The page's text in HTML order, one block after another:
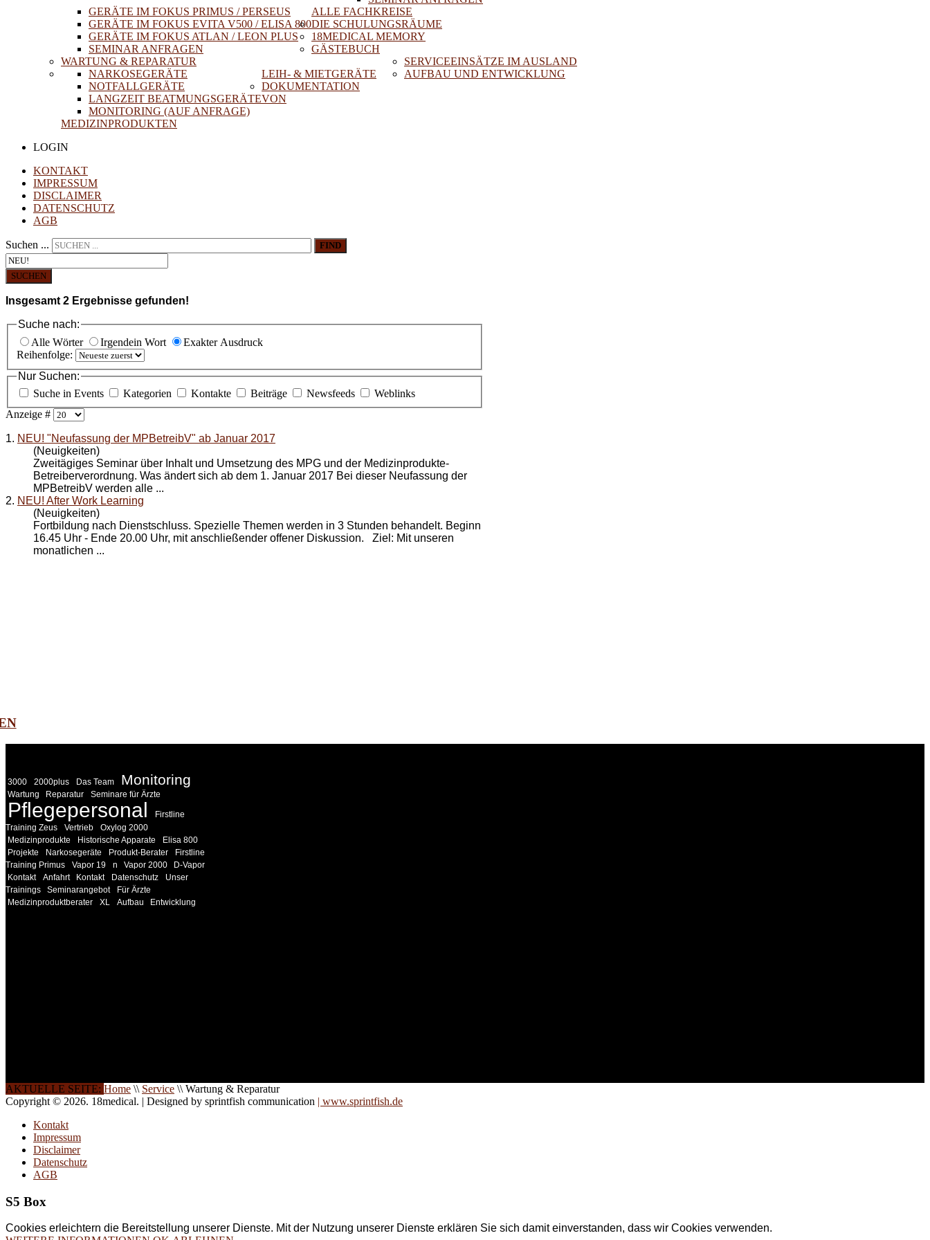
ALLE FACHKREISE
GERÄTE IM FOKUS PRIMUS / PERSEUS
GERÄTE IM FOKUS EVITA V500 / ELISA 800
GERÄTE IM FOKUS ATLAN / LEON PLUS
SEMINAR ANFRAGEN
DIE SCHULUNGSRÄUME
18MEDICAL MEMORY
GÄSTEBUCH
WARTUNG & REPARATUR
LEIH- & MIETGERÄTE
NARKOSEGERÄTE
NOTFALLGERÄTE
LANGZEIT BEATMUNGSGERÄTE
MONITORING (AUF ANFRAGE)
DOKUMENTATION
VON
MEDIZINPRODUKTEN
SERVICEEINSÄTZE IM AUSLAND
AUFBAU UND ENTWICKLUNG
LOGIN
KONTAKT
IMPRESSUM
DISCLAIMER
DATENSCHUTZ
AGB
Suchen ... FIND
SUCHEN
Insgesamt 2 Ergebnisse gefunden!
Suche nach:
Alle Wörter
Irgendein Wort
Exakter Ausdruck
Reihenfolge:
Nur Suchen:
Suche in Events
Kategorien Kontakte Beiträge Newsfeeds
Weblinks
Anzeige #
1. NEU! "Neufassung der MPBetreibV" ab Januar 2017
(Neuigkeiten)
Zweitägiges Seminar über Inhalt und Umsetzung des MPG und der Medizinprodukte-
Betreiberverordnung. Was ändert sich ab dem 1. Januar 2017 Bei dieser Neufassung der
MPBetreibV werden alle ...
2. NEU! After Work Learning
(Neuigkeiten)
Fortbildung nach Dienstschluss. Spezielle Themen werden in 3 Stunden behandelt. Beginn
16.45 Uhr - Ende 20.00 Uhr, mit anschließender offener Diskussion. Ziel: Mit unseren
monatlichen ...
3000 2000plus Das Team Monitoring
Wartung Reparatur Seminare für Ärzte
Pflegepersonal
Firstline
Training Zeus
Vertrieb
Oxylog 2000
Medizinprodukte
Historische Apparate
Elisa 800
Projekte
Narkosegeräte Produkt-Berater
Firstline
Training Primus
Vapor 19 n Vapor 2000
D-Vapor
Kontakt
Anfahrt Kontakt Datenschutz
Unser
Trainings
Seminarangebot
Für Ärzte
Medizinproduktberater
XL Aufbau Entwicklung
AKTUELLE SEITE: Home \\ Service \\ Wartung & Reparatur
Copyright © 2026. 18medical. | Designed by sprintfish communication | www.sprintfish.de
Kontakt
Impressum
Disclaimer
Datenschutz
AGB
S5 Box
Cookies erleichtern die Bereitstellung unserer Dienste. Mit der Nutzung unserer Dienste erklären Sie sich damit einverstanden, dass wir Cookies verwenden.